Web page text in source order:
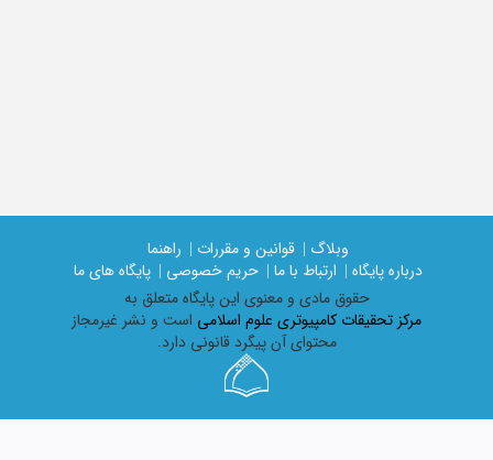
وبلاگ | قوانین و مقررات |
راهنما
درباره پایگاه |
ارتباط با ما | حریم خصوصی |
پایگاه های ما
حقوق مادی و معنوی اين پايگاه متعلق به
مرکز تحقیقات کامپیوتری علوم اسلامی است و نشر غیرمجاز
محتوای آن پیگرد قانونی دارد.